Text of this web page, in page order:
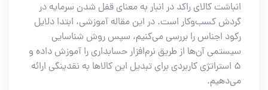
انباشت کالای راکد در انبار به معنای قفل شدن سرمایه در
گردش کسب‌وکار است. در این مقاله آموزشی، ابتدا دلایل
رکود اجناس را بررسی می‌کنیم، سپس روش شناسایی
سیستمی آن‌ها از طریق نرم‌افزار حسابداری را آموزش داده و
۵ استراتژی کاربردی برای تبدیل این کالاها به نقدینگی ارائه
می‌دهیم.